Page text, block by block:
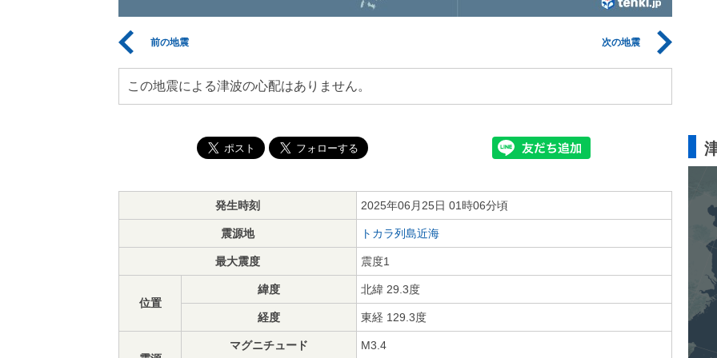
前の地震 次の地震
この地震による津波の心配はありません。
発生時刻 2025年06月25日 01時06分頃
震源地 トカラ列島近海
最大震度 震度1
位置
緯度 北緯 29.3度
経度 東経 129.3度
マグニチュード M3.4